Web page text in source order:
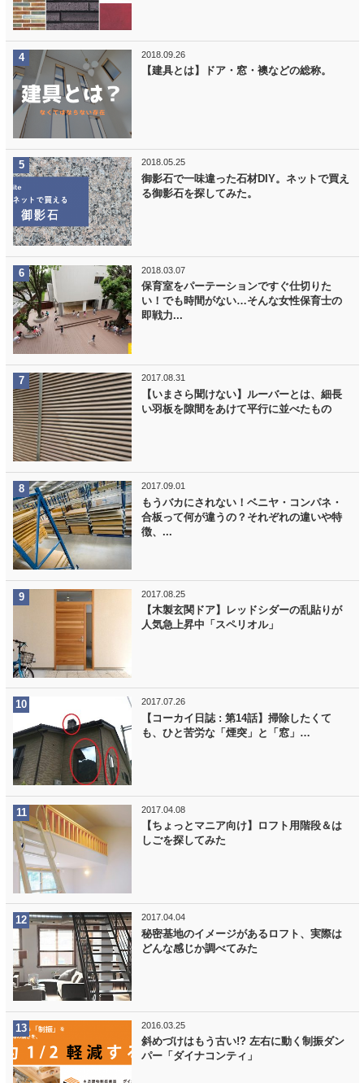
2018.09.26
【建具とは】ドア・窓・襖などの総称。
2018.05.25
御影石で一味違った石材DIY。ネットで買え
る御影石を探してみた。
2018.03.07
保育室をパーテーションですぐ仕切りた
い！でも時間がない…そんな女性保育士の
即戦力...
2017.08.31
【いまさら聞けない】ルーバーとは、細長
い羽板を隙間をあけて平行に並べたもの
2017.09.01
もうバカにされない！ベニヤ・コンパネ・
合板って何が違うの？それぞれの違いや特
徴、...
2017.08.25
【木製玄関ドア】レッドシダーの乱貼りが
人気急上昇中「スペリオル」
2017.07.26
【コーカイ日誌 : 第14話】掃除したくて
も、ひと苦労な「煙突」と「窓」…
2017.04.08
【ちょっとマニア向け】ロフト用階段＆は
しごを探してみた
2017.04.04
秘密基地のイメージがあるロフト、実際は
どんな感じか調べてみた
2016.03.25
斜めづけはもう古い!? 左右に動く制振ダン
パー「ダイナコンティ」